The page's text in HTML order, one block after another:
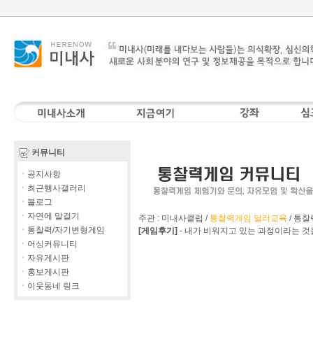
커뮤니티
ㆍ공지사항
ㆍ최근행사갤러리
ㆍ블로그
ㆍ자연에 말걸기
ㆍ통찰력/자기변형게임
ㆍ어싱커뮤니티
ㆍ자유게시판
ㆍ홍보게시판
ㆍ이웃동네 링크
주관 : 미내사클럽 / 통찰력게임 딜러교육 / 통찰
[게임후기] - 내가 비워지고 있는 과정이라는 것